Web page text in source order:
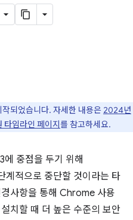
되었습니다. 자세한 내용은 2024년
임라인 페이지를 참고하세요.
중점을 두기 위해
적으로 중단할 것이라는 타
사항을 통해 Chrome 사용
치할 때 더 높은 수준의 보안